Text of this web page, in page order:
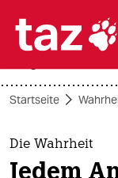

themen
Startseite
Die Wahrheit
Jedem